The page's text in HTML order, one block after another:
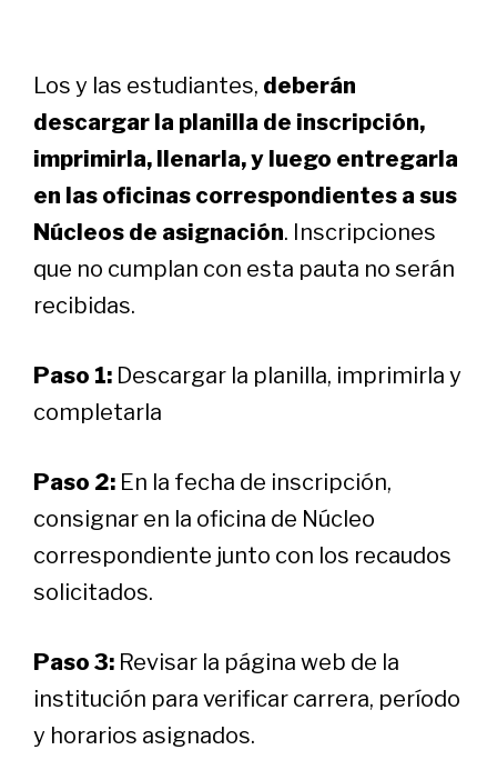
Los y las estudiantes, deberán
descargar la planilla de inscripción,
imprimirla, llenarla, y luego entregarla
en las oficinas correspondientes a sus
Núcleos de asignación. Inscripciones
que no cumplan con esta pauta no serán
recibidas.
Paso 1: Descargar la planilla, imprimirla y
completarla
Paso 2: En la fecha de inscripción,
consignar en la oficina de Núcleo
correspondiente junto con los recaudos
solicitados.
Paso 3: Revisar la página web de la
institución para verificar carrera, período
y horarios asignados.